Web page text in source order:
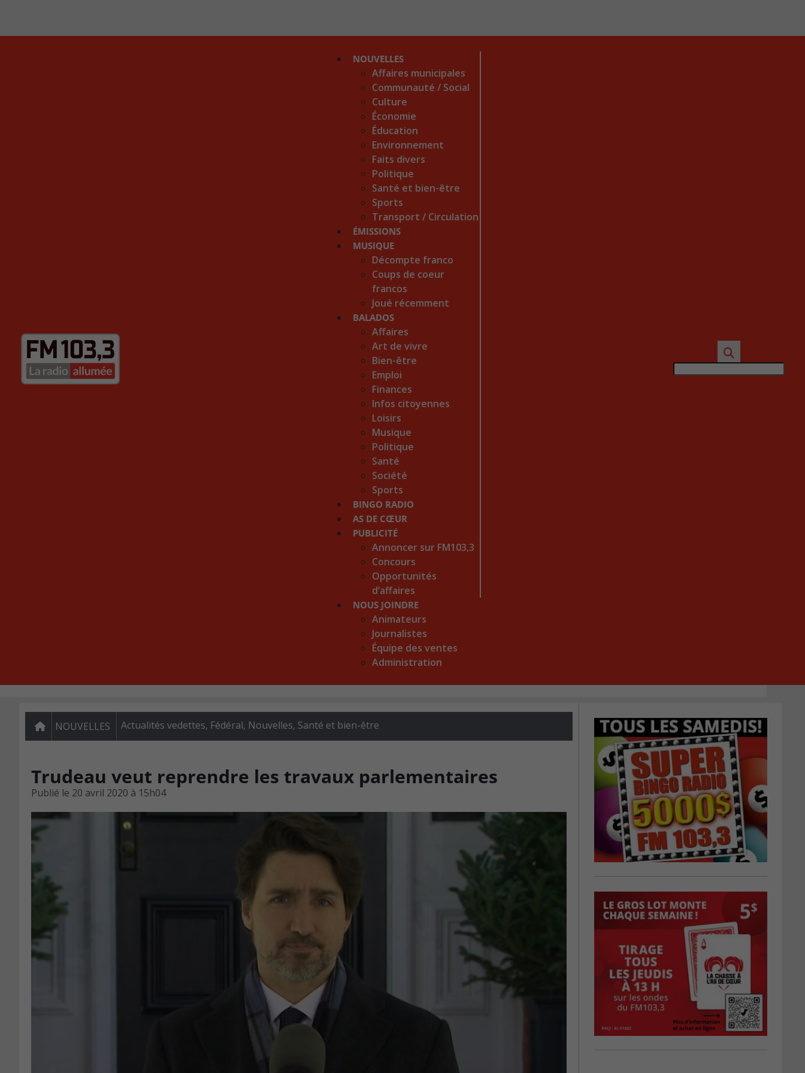
NOUVELLES
Affaires municipales
Communauté / Social
Culture
Économie
Éducation
Environnement
Faits divers
Politique
Santé et bien-être
Sports
Transport / Circulation
ÉMISSIONS
MUSIQUE
Décompte franco
Coups de coeur
francos
Joué récemment
BALADOS
Affaires
Art de vivre
Bien-être
Emploi
Finances
Infos citoyennes
Loisirs
Musique
Politique
Santé
Société
Sports
BINGO RADIO
AS DE CŒUR
PUBLICITÉ
Annoncer sur FM103,3
Concours
Opportunités
d’affaires
NOUS JOINDRE
Animateurs
Journalistes
Équipe des ventes
Administration
NOUVELLES Actualités vedettes, Fédéral, Nouvelles, Santé et bien-être
Trudeau veut reprendre les travaux parlementaires
Publié le 20 avril 2020 à 15h04